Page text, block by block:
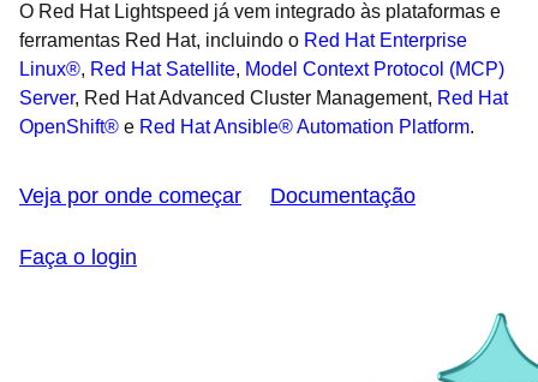
O Red Hat Lightspeed já vem integrado às plataformas e
ferramentas Red Hat, incluindo o Red Hat Enterprise
Linux®, Red Hat Satellite, Model Context Protocol (MCP)
Server, Red Hat Advanced Cluster Management, Red Hat
OpenShift® e Red Hat Ansible® Automation Platform.
Veja por onde começar Documentação
Faça o login